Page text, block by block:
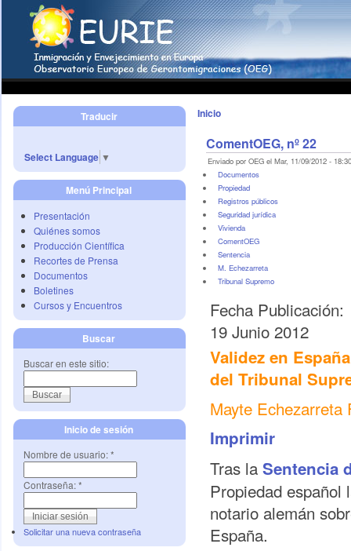
Traducir
Select Language ▼
Menú Principal
Presentación
Quiénes somos
Producción Científica
Recortes de Prensa
Documentos
Boletines
Cursos y Encuentros
Buscar
Buscar en este sitio:
Inicio de sesión
Nombre de usuario:*
Contraseña:*
Solicitar una nueva contraseña
Inicio
ComentOEG, nº 22
Enviado por OEG el Mar, 11/09/2012 -
Documentos
Propiedad
Registros públicos
Seguridad jurídica
Vivienda
ComentOEG
Sentencia
M. Echezarreta
Tribunal Supremo
Fecha Publicación:
19 Junio 2012
Validez en
del Tribunal
Mayte
Imprimir
Tras la Sentencia
Propiedad español
notario alemán
España.